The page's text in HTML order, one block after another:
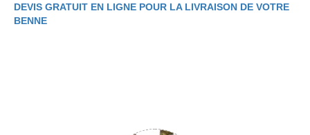
DEVIS GRATUIT EN LIGNE POUR LA LIVRAISON DE VOTRE
BENNE